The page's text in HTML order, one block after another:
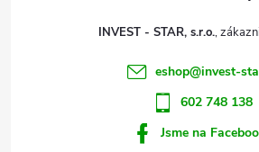
INVEST - STAR, s.r.o.
eshop@invest-
602 748 138
Jsme na